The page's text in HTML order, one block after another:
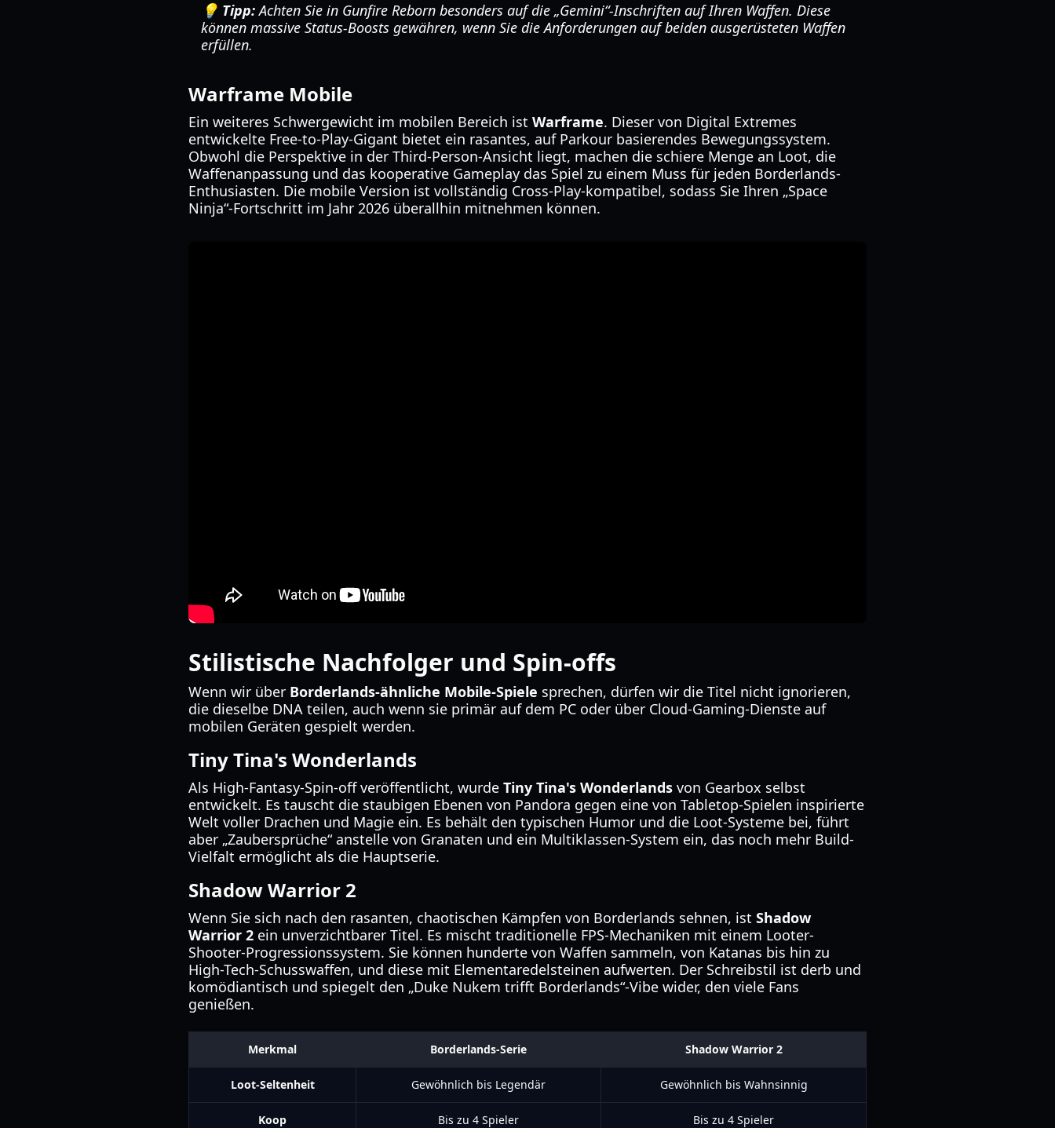
💡 Tipp:Achten Sie in Gunfire Reborn besonders auf die „Gemini“-Inschriften auf Ihren Waffen. Diese
können massive Status-Boosts gewähren, wenn Sie die Anforderungen auf beiden ausgerüsteten Waffen
erfüllen.
Warframe Mobile
Ein weiteres Schwergewicht im mobilen Bereich ist Warframe. Dieser von Digital Extremes
entwickelte Free-to-Play-Gigant bietet ein rasantes, auf Parkour basierendes Bewegungssystem.
Obwohl die Perspektive in der Third-Person-Ansicht liegt, machen die schiere Menge an Loot, die
Waffenanpassung und das kooperative Gameplay das Spiel zu einem Muss für jeden Borderlands-
Enthusiasten. Die mobile Version ist vollständig Cross-Play-kompatibel, sodass Sie Ihren „Space
Ninja“-Fortschritt im Jahr 2026 überallhin mitnehmen können.
Stilistische Nachfolger und Spin-offs
Wenn wir über Borderlands-ähnliche Mobile-Spiele sprechen, dürfen wir die Titel nicht ignorieren,
die dieselbe DNA teilen, auch wenn sie primär auf dem PC oder über Cloud-Gaming-Dienste auf
mobilen Geräten gespielt werden.
Tiny Tina's Wonderlands
Als High-Fantasy-Spin-off veröffentlicht, wurde Tiny Tina's Wonderlands von Gearbox selbst
entwickelt. Es tauscht die staubigen Ebenen von Pandora gegen eine von Tabletop-Spielen inspirierte
Welt voller Drachen und Magie ein. Es behält den typischen Humor und die Loot-Systeme bei, führt
aber „Zaubersprüche“ anstelle von Granaten und ein Multiklassen-System ein, das noch mehr Build-
Vielfalt ermöglicht als die Hauptserie.
Shadow Warrior 2
Wenn Sie sich nach den rasanten, chaotischen Kämpfen von Borderlands sehnen, ist Shadow
Warrior 2 ein unverzichtbarer Titel. Es mischt traditionelle FPS-Mechaniken mit einem Looter-
Shooter-Progressionssystem. Sie können hunderte von Waffen sammeln, von Katanas bis hin zu
High-Tech-Schusswaffen, und diese mit Elementaredelsteinen aufwerten. Der Schreibstil ist derb und
komödiantisch und spiegelt den „Duke Nukem trifft Borderlands“-Vibe wider, den viele Fans
genießen.
Merkmal Borderlands-Serie Shadow Warrior 2
Loot-Seltenheit Gewöhnlich bis Legendär Gewöhnlich bis Wahnsinnig
Koop Bis zu 4 Spieler Bis zu 4 Spieler